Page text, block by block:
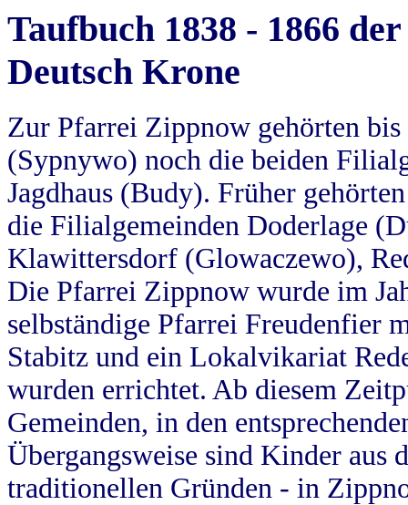
Taufbuch 1838 - 1866
Deutsch Krone
Zur Pfarrei Zippnow gehörten
(Sypnywo) noch die beiden
Jagdhaus (Budy). Früher
die Filialgemeinden Doderlage
Klawittersdorf (Glowaczewo),
Die Pfarrei Zippnow wurde im
selbständige Pfarrei Freudenfier
Stabitz und ein Lokalvikariat
wurden errichtet. Ab diesem
Gemeinden, in den
Übergangsweise sind Kinder aus
traditionellen Gründen - in